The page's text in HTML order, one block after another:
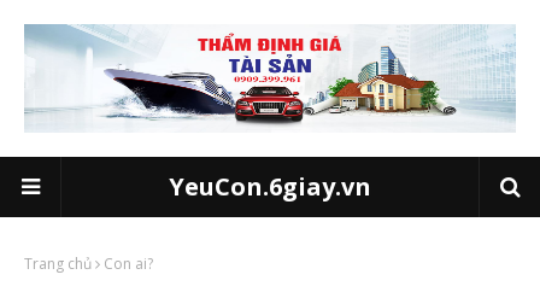
YeuCon.6giay.vn
Trang chủ Con ai?